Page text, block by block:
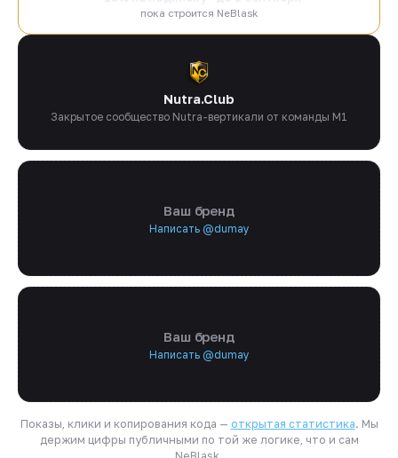
пока строится NeBlask
Nutra.Club
Закрытое сообщество Nutra-вертикали от команды M1
Ваш бренд
Написать @dumay
Ваш бренд
Написать @dumay
Показы, клики и копирования кода — открытая статистика. Мы
держим цифры публичными по той же логике, что и сам